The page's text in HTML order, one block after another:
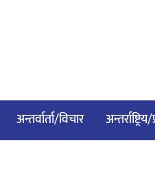
अन्तर्वार्ता/विचार